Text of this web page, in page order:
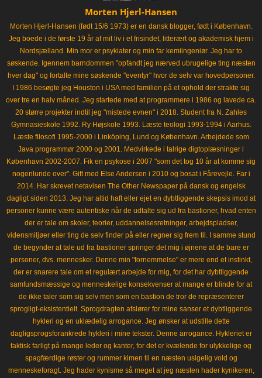
Morten Hjerl-Hansen
Morten Hjerl-Hansen (født 15/6 1973) er en dansk blogger, født i København.
Jeg boede i de første 19 år af mit liv i et frisindet, litterært og akademisk hjem i
Nordsjælland. Min mor er psykiater og min far kemiingeniør. Jeg har to
søskende. Igennem barndommen "opfandt jeg nærved ubrugelige ting næsten
hver dag" og fortalte mine søskende "eventyr" hvor de selv var hovedpersoner.
I 1986 besøgte jeg Houston i USA med familien på et ophold der strakte sig
over tre en halv måned. Jeg startede med at programmere i 1986 og lavede ca.
20 større projekter indtil jeg "mistede evnen" i 2018. Student fra N. Zahles
Gymnasieskole 1992. Ry Højskole 1993. Læste teologi 1993-1994 i Aarhus.
Læste filosofi 1995-2000 i Linköping, Lund og København. Arbejdede som
Java programmør 2000 og 2001. Medvirkede i talrige digtoplæsninger i
København 2002-2007. Fik en psykose i 2007 "som det tog 10 år at komme sig
nogenlunde over". Gift med Else Andersen i 2010 og bosat i Fårevejle. Far i
2014. Har skrevet netavisen The Other Newspaper på dansk og engelsk
dagligt siden 2013. Jeg har altid haft eller ejet en dybtliggende skepsis imod at
personer kunne være autentiske når de udtalte sig ud fra bastioner, hvad enten
der er tale om skoler, teorier, uddannelsesretninger, arbejdspladser,
vidensmiljøer eller ting de selv finder på eller regner sig frem til. I samme stund
de begynder at tale ud fra bastioner springer det mig i øjnene at de bare er
personer, dvs. mennesker. Denne min "fornemmelse" er mere end et instinkt,
der er snarere tale om et regulært arbejde for mig, for det har dybtliggende
samfundsmæssige og menneskelige konsekvenser at mange er blinde for at
de ikke taler som sig selv men som en bastion de tror de repræsenterer
sprogligt-eksistentielt. Sprogdragten afslører for mine sanser et dybtliggende
hykleri og en uklædelig arrogance. Jeg ønsker at udstille dette
dagligsprogsforankrede hykleri i mine tekster. Denne arrogance. Hykleriet er
faktisk farligt på mange leder og kanter, for det er kvælende for ulykkelige og
spagfærdige røster og rummer kimen til en næsten usigelig vold og
menneskeforagt. Jeg hader kynisme så meget at jeg næsten hader kynikeren,